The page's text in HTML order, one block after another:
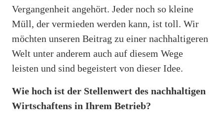
Vergangenheit angehört. Jeder noch so kleine
Müll, der vermieden werden kann, ist toll. Wir
möchten unseren Beitrag zu einer nachhaltigeren
Welt unter anderem auch auf diesem Wege
leisten und sind begeistert von dieser Idee.
Wie hoch ist der Stellenwert des nachhaltigen
Wirtschaftens in Ihrem Betrieb?